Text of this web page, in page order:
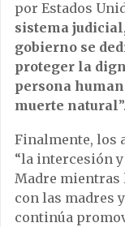
por Estados
sistema
gobierno se
proteger la
persona
muerte natural”.
Finalmente, los
“la intercesión
Madre mientras
con las madres
continúa